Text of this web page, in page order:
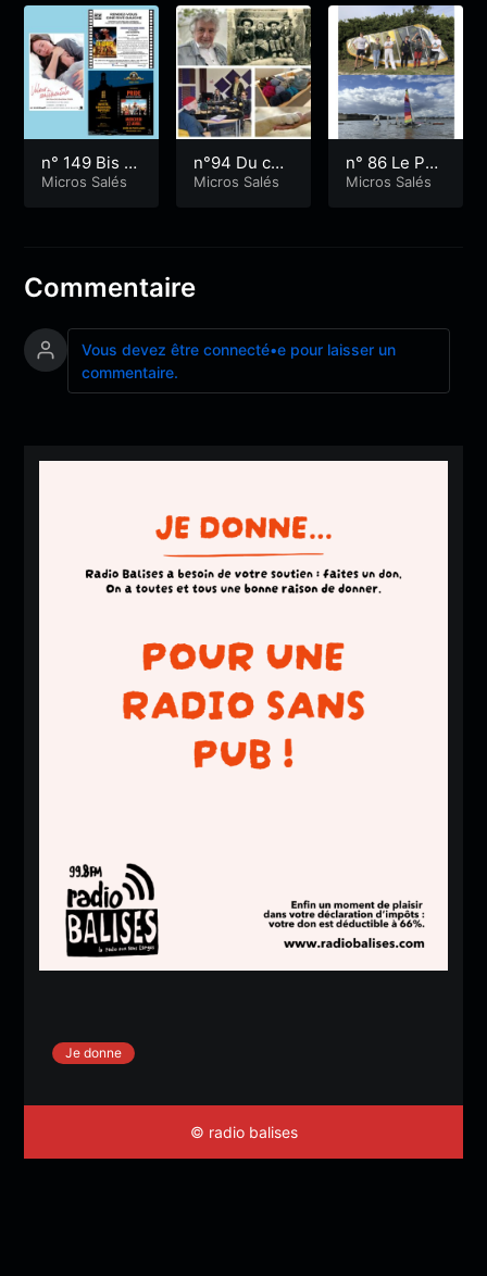
n° 149 Bis 3
mn 3 cinés p
Micros Salés
n°94 Du côt
é de Riantec
Micros Salés
n° 86 Le Por
h Loeiz skiff
Micros Salés
Commentaire
Vous devez être connecté•e pour laisser un
commentaire.
Je donne
© radio balises